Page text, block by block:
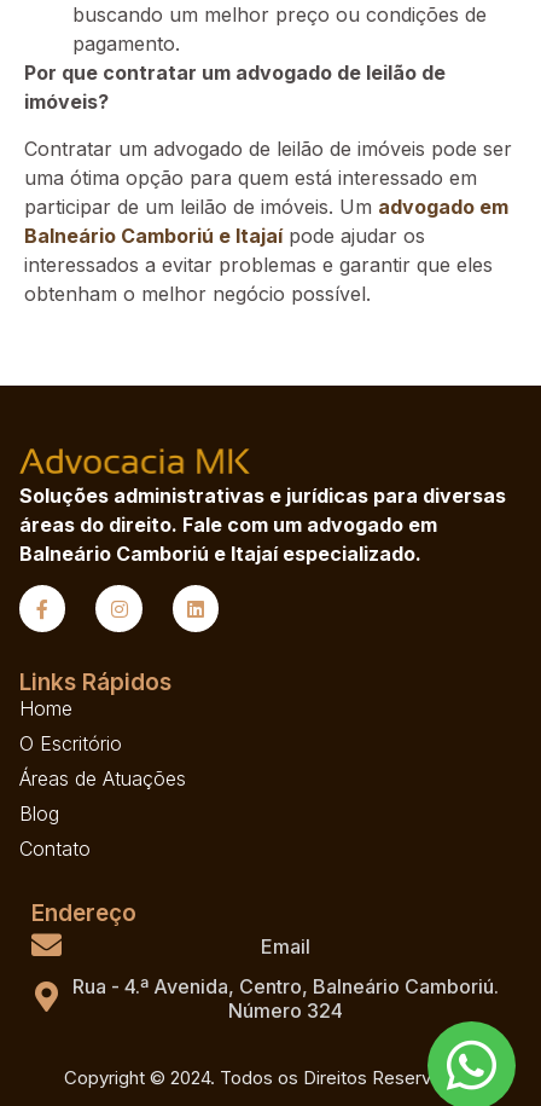
buscando um melhor preço ou condições de
pagamento.
Por que contratar um advogado de leilão de
imóveis?
Contratar um advogado de leilão de imóveis pode ser
uma ótima opção para quem está interessado em
participar de um leilão de imóveis. Um advogado em
Balneário Camboriú e Itajaípode ajudar os
interessados a evitar problemas e garantir que eles
obtenham o melhor negócio possível.
Soluções administrativas e jurídicas para diversas
áreas do direito. Fale com um advogado em
Balneário Camboriú e Itajaí especializado.
Links Rápidos
Home
O Escritório
Áreas de Atuações
Blog
Contato
Endereço
Email
Rua - 4.ª Avenida, Centro, Balneário Camboriú.
Número 324
Copyright © 2024. Todos os Direitos Reservados.